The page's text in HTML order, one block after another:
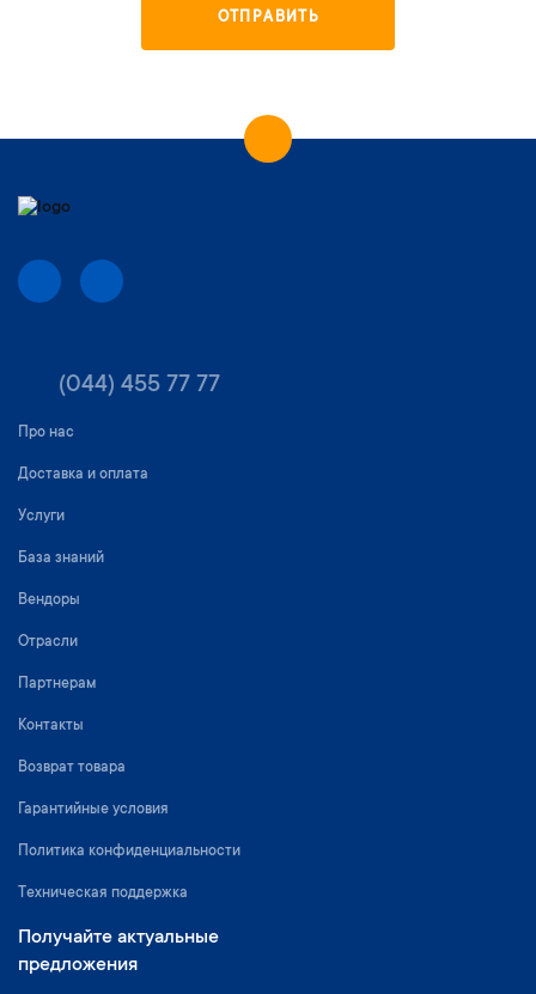
ОТПРАВИТЬ
(044) 455 77 77
Про нас
Доставка и оплата
Услуги
База знаний
Вендоры
Отрасли
Партнерам
Контакты
Возврат товара
Гарантийные условия
Политика конфиденциальности
Техническая поддержка
Получайте актуальные
предложения